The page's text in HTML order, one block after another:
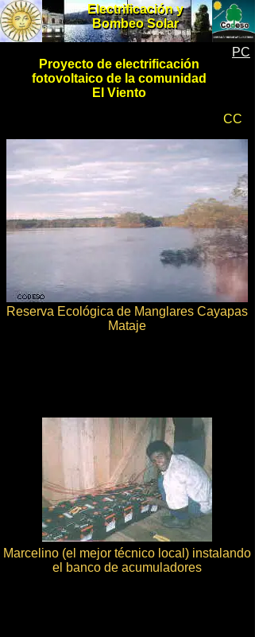
Proyecto de electrificación
fotovoltaico de la comunidad
El Viento
Electrificación y
Bombeo Solar
Electrificación y
Bombeo Solar
Marcelino (el mejor técnico local) instalando
el banco de acumuladores
Reserva Ecológica de Manglares Cayapas
Mataje
PC
CC